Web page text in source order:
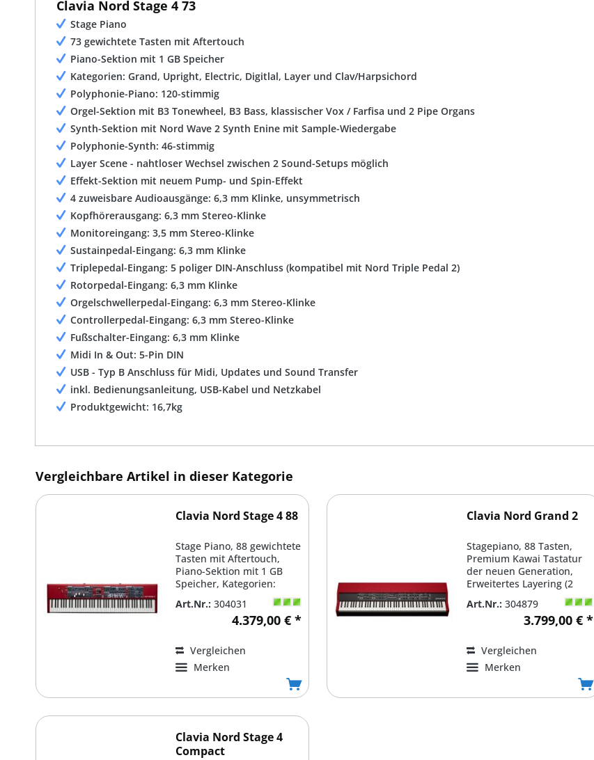
Clavia Nord Stage 4 73
Stage Piano
73 gewichtete Tasten mit Aftertouch
Piano-Sektion mit 1 GB Speicher
Kategorien: Grand, Upright, Electric, Digitlal, Layer und Clav/Harpsichord
Polyphonie-Piano: 120-stimmig
Orgel-Sektion mit B3 Tonewheel, B3 Bass, klassischer Vox / Farfisa und 2 Pipe Organs
Synth-Sektion mit Nord Wave 2 Synth Enine mit Sample-Wiedergabe
Polyphonie-Synth: 46-stimmig
Layer Scene - nahtloser Wechsel zwischen 2 Sound-Setups möglich
Effekt-Sektion mit neuem Pump- und Spin-Effekt
4 zuweisbare Audioausgänge: 6,3 mm Klinke, unsymmetrisch
Kopfhörerausgang: 6,3 mm Stereo-Klinke
Monitoreingang: 3,5 mm Stereo-Klinke
Sustainpedal-Eingang: 6,3 mm Klinke
Triplepedal-Eingang: 5 poliger DIN-Anschluss (kompatibel mit Nord Triple Pedal 2)
Rotorpedal-Eingang: 6,3 mm Klinke
Orgelschwellerpedal-Eingang: 6,3 mm Stereo-Klinke
Controllerpedal-Eingang: 6,3 mm Stereo-Klinke
Fußschalter-Eingang: 6,3 mm Klinke
Midi In & Out: 5-Pin DIN
USB - Typ B Anschluss für Midi, Updates und Sound Transfer
inkl. Bedienungsanleitung, USB-Kabel und Netzkabel
Produktgewicht: 16,7kg
Vergleichbare Artikel in dieser Kategorie
Clavia Nord Stage 4 88
Stage Piano, 88 gewichtete
Tasten mit Aftertouch,
Piano-Sektion mit 1 GB
Speicher, Kategorien:
Art.Nr.: 304031
4.379,00 € *
Vergleichen
Merken
Clavia Nord Grand 2
Stagepiano, 88 Tasten,
Premium Kawai Tastatur
der neuen Generation,
Erweitertes Layering (2
Art.Nr.: 304879
3.799,00 € *
Vergleichen
Merken
Clavia Nord Stage 4
Compact